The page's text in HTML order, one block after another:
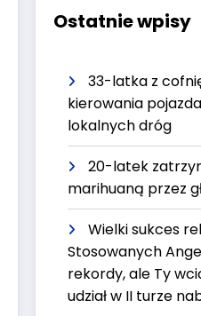
Ostatnie wpisy
33-latka z
kierowania
lokalnych dróg
20-latek
marihuaną przez
Wielki sukces
Stosowanych
rekordy, ale Ty
udział w II turze